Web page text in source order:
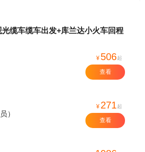
缆车缆车出发+库兰达小火车回程
¥ 506起
查看
）
¥ 271 起
查看